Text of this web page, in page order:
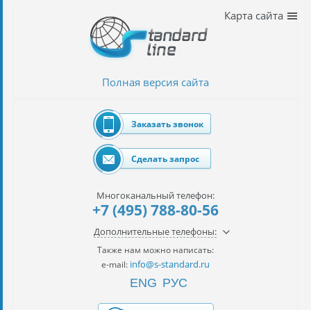
автомобилей
Полная версия сайта
Карта сайта
Заказать звонок
Сделать запрос
Многоканальный телефон:
+7 (495) 788-80-56
Дополнительные телефоны:
Также нам можно написать:
e-mail: info@s-standard.ru
ENG РУС